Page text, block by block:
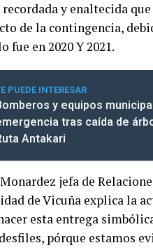
y enaltecida
de la contingencia,
fue en 2020 Y 2021.
PUEDE INTERESAR
y equipos
tras caída de
Antakari
jefa de
de Vicuña explica la
esta entrega
pórque estamos